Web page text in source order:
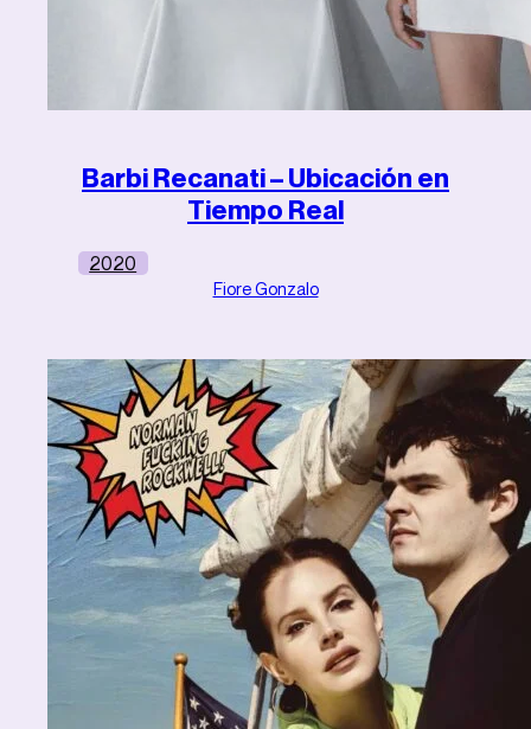
Barbi Recanati – Ubicación en
Tiempo Real
2020
Fiore Gonzalo